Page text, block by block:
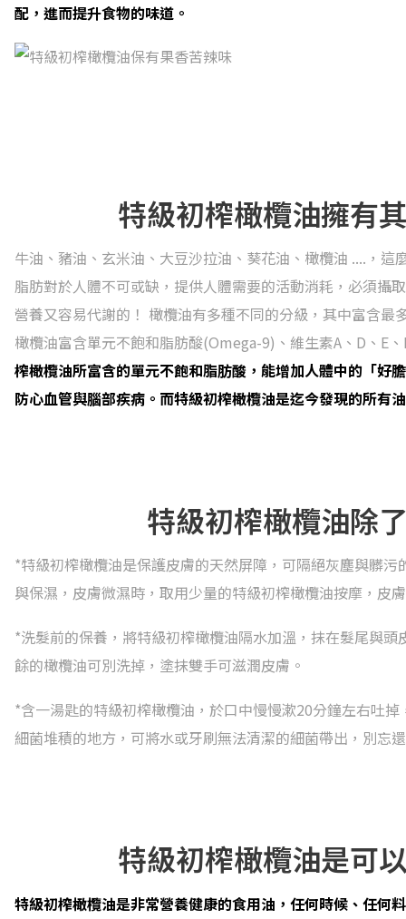
配，進而提升食物的味道。
特級初榨橄欖油擁有
牛油、豬油、玄米油、大豆沙拉油、葵花油、橄欖油 ....，
脂肪對於人體不可或缺，提供人體需要的活動消耗，必須攝
營養又容易代謝的！ 橄欖油有多種不同的分級，其中富含
橄欖油富含單元不飽和脂肪酸(Omega-9)、維生素A、D、E
榨橄欖油所富含的單元不飽和脂肪酸，能增加人體中的「
防心血管與腦部疾病。而特級初榨橄欖油是迄今發現的所有
特級初榨橄欖油除
*特級初榨橄欖油是保護皮膚的天然屏障，可隔絕灰塵與髒
與保濕，皮膚微濕時，取用少量的特級初榨橄欖油按摩，皮
*洗髮前的保養，將特級初榨橄欖油隔水加溫，抹在髮尾與
餘的橄欖油可別洗掉，塗抹雙手可滋潤皮膚。
*含一湯匙的特級初榨橄欖油，於口中慢慢漱20分鐘左右吐
細菌堆積的地方，可將水或牙刷無法清潔的細菌帶出，別忘
特級初榨橄欖油是可
特級初榨橄欖油是非常營養健康的食用油，任何時候、任何